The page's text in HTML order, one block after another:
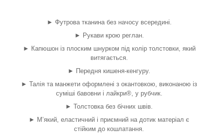
► Футрова тканина без начосу всередині.
► Рукави крою реглан.
► Капюшон із плоским шнурком під колір толстовки, який
витягається.
► Передня кишеня-кенгуру.
► Талія та манжети оформлені з окантовкою, виконаною із
суміші бавовни і лайкри®, у рубчик.
► Толстовка без бічних швів.
► М’який, еластичний і приємний на дотик матеріал є
стійким до кошлатання.